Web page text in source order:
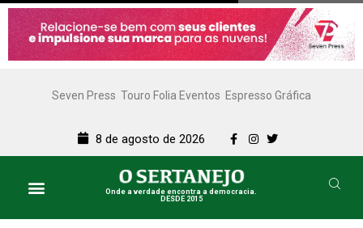
Seven Press Touro Folia Eventos Espresso Gráfica
8 de agosto de 2026
Onde a verdade encontra a democracia.
DESDE 2015